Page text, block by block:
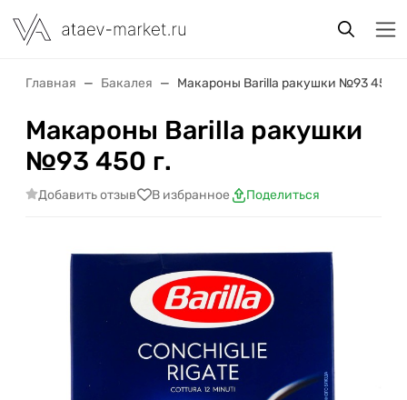
Главная Бакалея Макароны Barilla ракушки №93 450 г.
Макароны Barilla ракушки
№93 450 г.
Добавить отзыв В избранное Поделиться